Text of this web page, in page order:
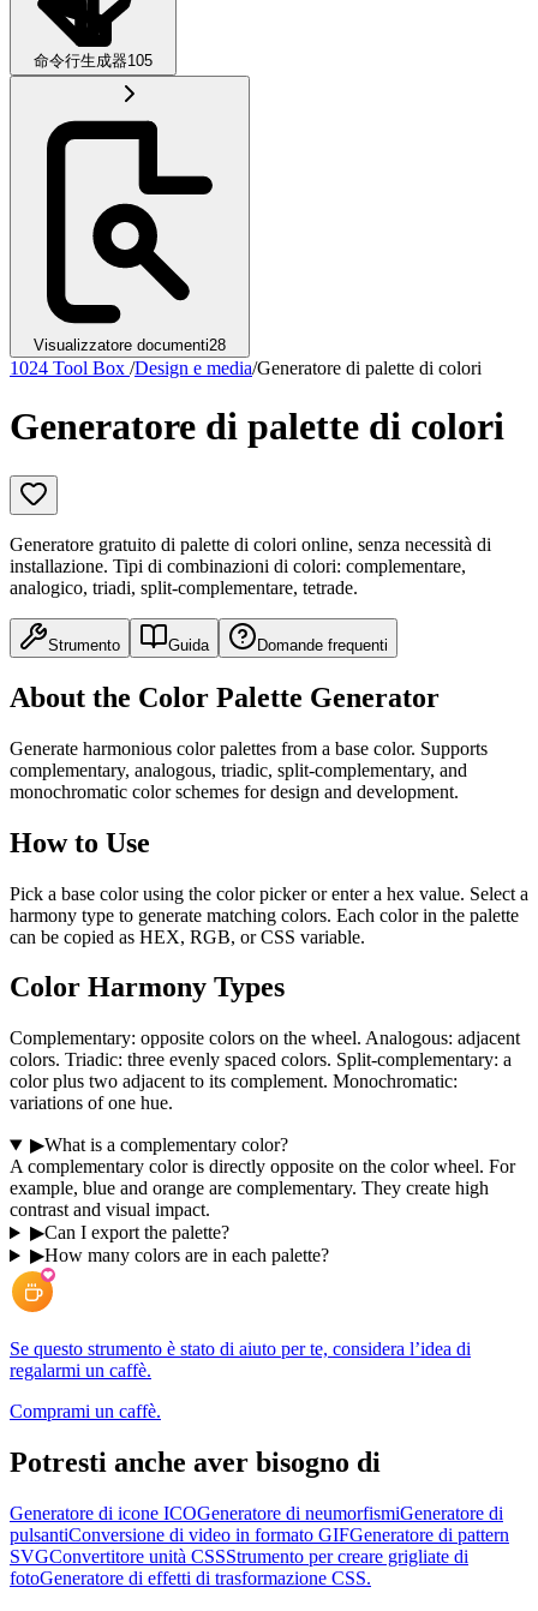
命令行生成器105
Visualizzatore documenti28
1024 Tool Box /Design e media/Generatore di palette di colori
Generatore di palette di colori
Generatore gratuito di palette di colori online, senza necessità di
installazione. Tipi di combinazioni di colori: complementare,
analogico, triadi, split-complementare, tetrade.
Strumento Guida Domande frequenti
About the Color Palette Generator
Generate harmonious color palettes from a base color. Supports
complementary, analogous, triadic, split-complementary, and
monochromatic color schemes for design and development.
How to Use
Pick a base color using the color picker or enter a hex value. Select a
harmony type to generate matching colors. Each color in the palette
can be copied as HEX, RGB, or CSS variable.
Color Harmony Types
Complementary: opposite colors on the wheel. Analogous: adjacent
colors. Triadic: three evenly spaced colors. Split-complementary: a
color plus two adjacent to its complement. Monochromatic:
variations of one hue.
▶What is a complementary color?
A complementary color is directly opposite on the color wheel. For
example, blue and orange are complementary. They create high
contrast and visual impact.
▶Can I export the palette?
▶How many colors are in each palette?
Se questo strumento è stato di aiuto per te, considera l’idea di
regalarmi un caffè.
Comprami un caffè.
Potresti anche aver bisogno di
Generatore di icone ICOGeneratore di neumorfismiGeneratore di
pulsantiConversione di video in formato GIFGeneratore di pattern
SVGConvertitore unità CSSStrumento per creare grigliate di
fotoGeneratore di effetti di trasformazione CSS.